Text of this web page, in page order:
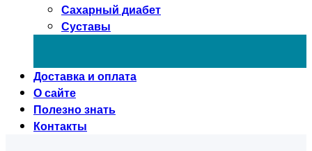
Сахарный диабет
Суставы
Доставка и оплата
О сайте
Полезно знать
Контакты